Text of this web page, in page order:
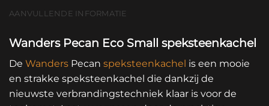
AANVULLENDE INFORMATIE
Wanders Pecan Eco Small speksteenkachel
De Wanders Pecan speksteenkachel is een mooie
en strakke speksteenkachel die dankzij de
nieuwste verbrandingstechniek klaar is voor de